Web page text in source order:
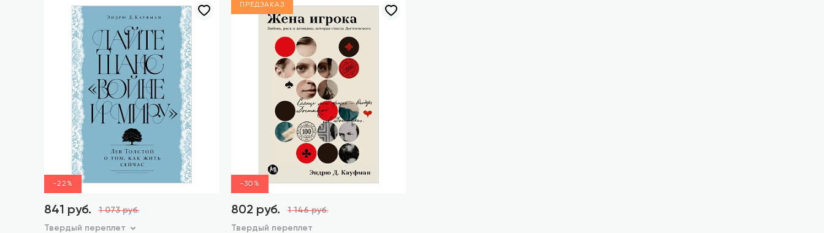
-22%
841 руб. 1 073 руб.
Твердый переплет
ПРЕДЗАКАЗ
-30%
802 руб. 1 146 руб.
Твердый переплет